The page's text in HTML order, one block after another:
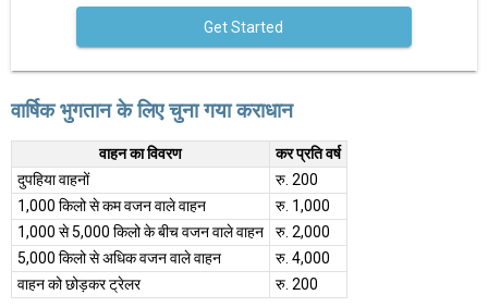
Get Started
वार्षिक भुगतान के लिए चुना गया कराधान
वाहन का विवरण
कर प्रति वर्ष
दुपहिया वाहनों
रु. 200
1,000 किलो से कम वजन वाले वाहन
रु. 1,000
1,000 से 5,000 किलो के बीच वजन वाले वाहन
रु. 2,000
5,000 किलो से अधिक वजन वाले वाहन
रु. 4,000
वाहन को छोड़कर ट्रेलर
रु. 200